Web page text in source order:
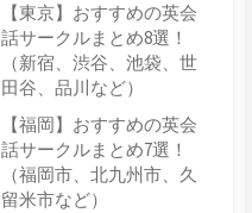
【東京】おすすめの英会
話サークルまとめ8選！
（新宿、渋谷、池袋、世
田谷、品川など）
【福岡】おすすめの英会
話サークルまとめ7選！
（福岡市、北九州市、久
留米市など）